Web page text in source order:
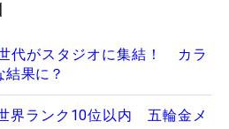
代がスタジオに集結！ カラ
果に？
界ランク10位以内 五輪金メ